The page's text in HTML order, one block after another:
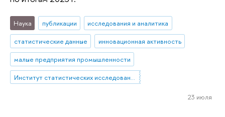
Наука публикации
исследования и аналитика
статистические данные
инновационная активность
малые предприятия промышленности
23 июля